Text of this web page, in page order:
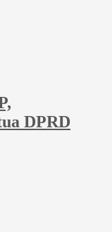
DPRD